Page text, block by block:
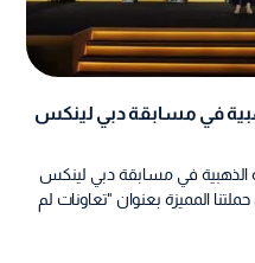
في مسابقة دبي لينكس
الذهبية في مسابقة دبي لينكس
2025، وذلك عن حملتنا المميزة بعنوان "تعاونات لم